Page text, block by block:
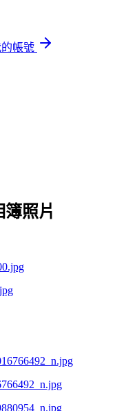
帳號
照片